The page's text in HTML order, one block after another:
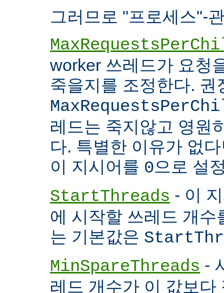
그러므로 "프로세스"-
worker 쓰레드가 요청
죽을지를 조정한다. 권
레드는 죽지않고 영원
다. 특별한 이유가 없
이 지시어를 0으로 설
StartThreads - 이
에 시작할 쓰레드 개수
는 기본값은
MinSpareThreads -
레드 개수가 이 값보다